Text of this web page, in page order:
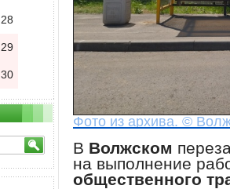
Фото из архива. ©
В Волжском
на выполнение
общественного
28
29
30